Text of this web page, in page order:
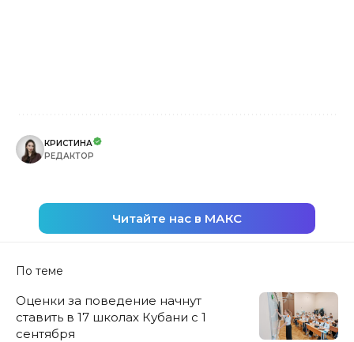
КРИСТИНА
РЕДАКТОР
Читайте нас в МАКС
По теме
Оценки за поведение начнут
ставить в 17 школах Кубани с 1
сентября